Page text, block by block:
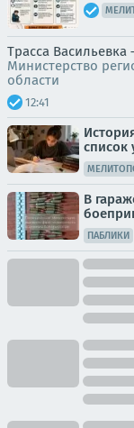
Трасса
Министерство
области
12:41
список
В
ПАБЛИКИ